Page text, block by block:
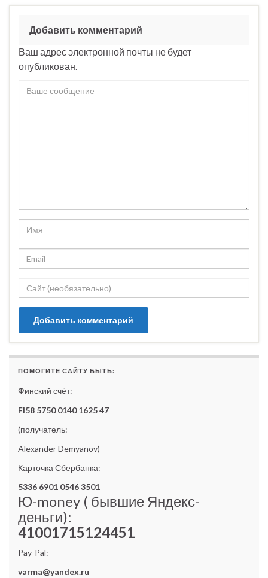
Добавить комментарий
Ваш адрес электронной почты не будет
опубликован.
ПОМОГИТЕ САЙТУ БЫТЬ:
Финский счёт:
FI58 5750 0140 1625 47
(получатель:
Alexander Demyanov)
Карточка Сбербанка:
5336 6901 0546 3501
Ю-money ( бывшие Яндекс-
деньги):
41001715124451
Pay-Pal:
varma@yandex.ru